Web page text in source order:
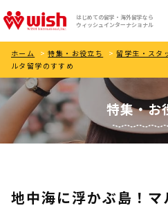
はじめての留学・海外留学なら
ウィッシュインターナショナル
ホーム > 特集・お役立ち > 留学生・スタ
ルタ留学のすすめ
特集・お
地中海に浮かぶ島！マ